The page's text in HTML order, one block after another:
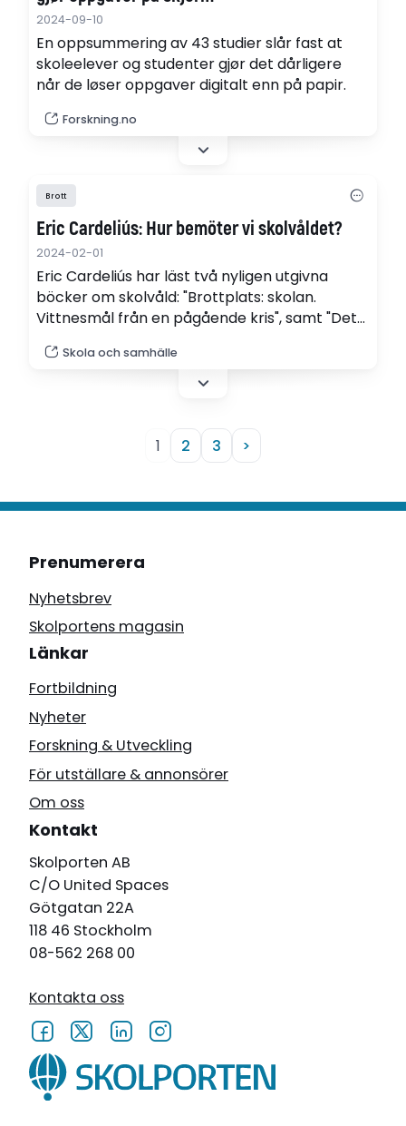
2024-09-10
En oppsummering av 43 studier slår fast at
skoleelever og studenter gjør det dårligere
når de løser oppgaver digitalt enn på papir.
Forskning.no
Brott
Eric Cardeliús: Hur bemöter vi skolvåldet?
2024-02-01
Eric Cardeliús har läst två nyligen utgivna
böcker om skolvåld: "Brottplats: skolan.
Vittnesmål från en pågående kris", samt "Det
från kaos till framgång".
Skola och samhälle
1 2 3 >
Prenumerera
Nyhetsbrev
Skolportens magasin
Länkar
Fortbildning
Nyheter
Forskning & Utveckling
För utställare & annonsörer
Om oss
Kontakt
Skolporten AB
C/O United Spaces
Götgatan 22A
118 46 Stockholm
08-562 268 00
Kontakta oss